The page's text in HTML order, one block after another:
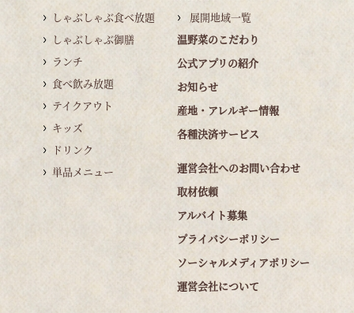
しゃぶしゃぶ食べ放題
しゃぶしゃぶ御膳
ランチ
食べ飲み放題
テイクアウト
キッズ
ドリンク
単品メニュー
展開地域一覧
温野菜のこだわり
公式アプリの紹介
お知らせ
産地・アレルギー情報
各種決済サービス
運営会社へのお問い合わせ
取材依頼
アルバイト募集
プライバシーポリシー
ソーシャルメディアポリシー
運営会社について